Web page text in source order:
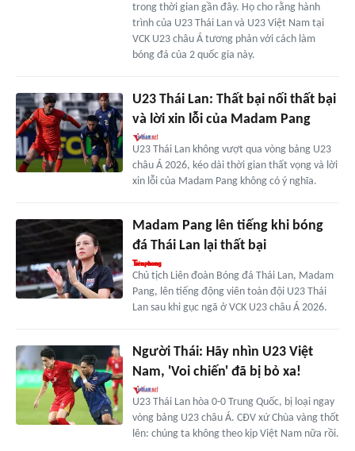
trong thời gian gần đây. Họ cho rằng hành
trình của U23 Thái Lan và U23 Việt Nam tại
VCK U23 châu Á tương phản với cách làm
bóng đá của 2 quốc gia này.
U23 Thái Lan: Thất bại nối thất bại
và lời xin lỗi của Madam Pang
U23 Thái Lan không vượt qua vòng bảng U23
châu Á 2026, kéo dài thời gian thất vọng và lời
xin lỗi của Madam Pang không có ý nghĩa.
Madam Pang lên tiếng khi bóng
đá Thái Lan lại thất bại
Chủ tịch Liên đoàn Bóng đá Thái Lan, Madam
Pang, lên tiếng động viên toàn đội U23 Thái
Lan sau khi gục ngã ở VCK U23 châu Á 2026.
Người Thái: Hãy nhìn U23 Việt
Nam, 'Voi chiến' đã bị bỏ xa!
U23 Thái Lan hòa 0-0 Trung Quốc, bị loại ngay
vòng bảng U23 châu Á. CĐV xứ Chùa vàng thốt
lên: chúng ta không theo kịp Việt Nam nữa rồi.